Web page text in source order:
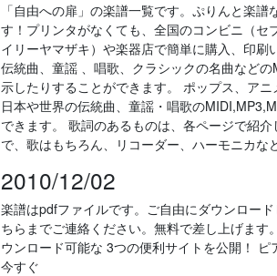
「自由への扉」の楽譜一覧です。ぷりんと楽
す！プリンタがなくても、全国のコンビニ（
イリーヤマザキ）や楽器店で簡単に購入、印
伝統曲、童謡 、唱歌、クラシックの名曲など
示したりすることができます。 ポップス、ア
日本や世界の伝統曲、童謡・唱歌の
できます。 歌詞のあるものは、各ページで紹
で、歌はもちろん、リコーダー、ハーモニカな
2010/12/02
楽譜はpdfファイルです。ご自由にダウンロー
ちらまでご連絡ください。無料で差し上げま
ウンロード可能な 3つの便利サイトを公開！
今すぐ